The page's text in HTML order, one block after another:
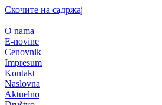
Скочите на садржај
O nama
E-novine
Cenovnik
Impresum
Kontakt
Naslovna
Aktuelno